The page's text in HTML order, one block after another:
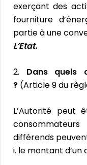
exerçant des
fourniture
partie à une
L’Etat.
2. Dans quels
? (Article 9 du
L’Autorité peut
différends
i. le montant d’un